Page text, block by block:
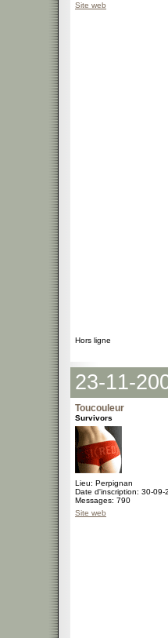
Site web
Hors ligne
23-11-
Toucouleur
Survivors
Lieu: Perpignan
Date d'inscription: 30-09-
Messages: 790
Site web